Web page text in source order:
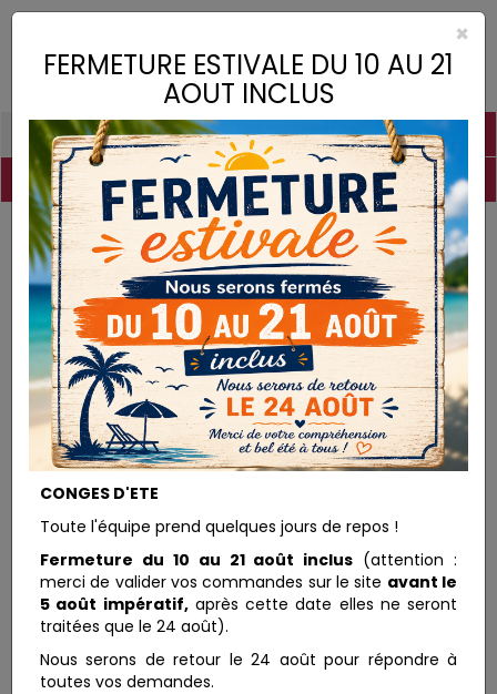
Toggle
PIGMENTS CHAUX CHARGES LIANTS
COLLES DROGUERIE MATÉRIEL DESTOCKAGE
Pigments Oxyde de Fer Noir
PIGMENTS
×
FERMETURE ESTIVALE DU 10 AU 21
AOUT INCLUS
CONGES D'ETE
Toute l'équipe prend quelques jours de repos !
Fermeture du 10 au 21 août inclus (attention :
merci de valider vos commandes sur le site avant le
5 août impératif,après cette date elles ne seront
traitées que le 24 août).
Nous serons de retour le 24 août pour répondre à
toutes vos demandes.